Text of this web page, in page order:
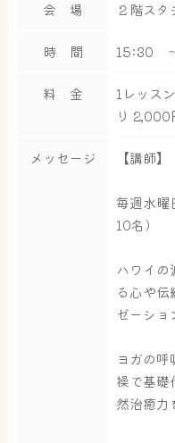
大浴場
会 場 ２階スタ
時 間 15:30
料 金
1レッス
り 2,000
メッセージ 【講師
毎週水曜
10名）
ハワイの
る心や
ゼーショ
ヨガの
操で基礎
然治癒力